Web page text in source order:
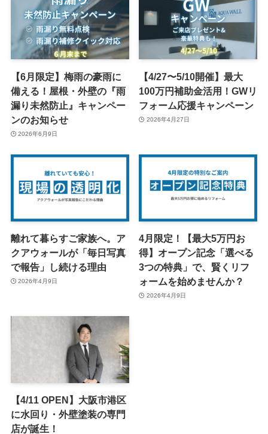
【6月限定】梅雨の豪雨に
備える！屋根・外壁の『雨
漏り未然防止』キャンペー
ンのお知らせ
2026年6月9日
【4/27〜5/10開催】最大
100万円補助金活用！GWリ
フォーム応援キャンペーン
2026年4月27日
離れて暮らすご家族へ。ア
クアウォールが「毎日写真
で報告」し続ける理由
2026年4月9日
4月限定！【最大5万円お
得】オープン記念「選べる
3つの特典」で、賢くリフ
ォームを始めませんか？
2026年4月9日
【4/11 OPEN】大阪市港区
に水回り・外壁塗装の専門
店が誕生！